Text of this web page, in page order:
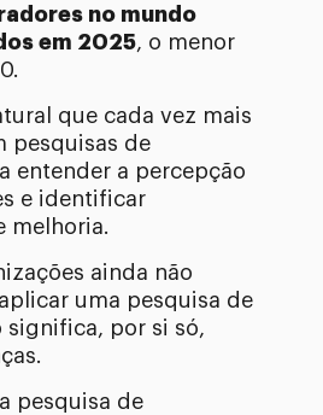
no mundo
em 2025, o menor
que cada vez mais
pesquisas de
entender a percepção
e identificar
melhoria.
ainda não
uma pesquisa de
significa, por si só,
pesquisa de